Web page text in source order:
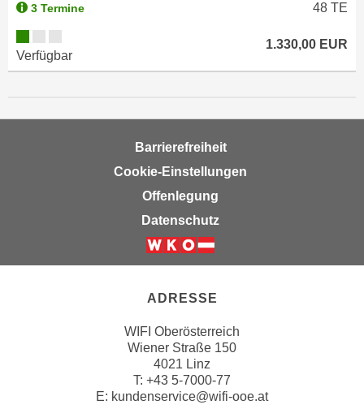
3 Termine 48 TE
Verfügbar
1.330,00 EUR
Barrierefreiheit
Cookie-Einstellungen
Offenlegung
Datenschutz
ADRESSE
WIFI Oberösterreich
Wiener Straße 150
4021 Linz
T: +43 5-7000-77
E: kundenservice@wifi-ooe.at